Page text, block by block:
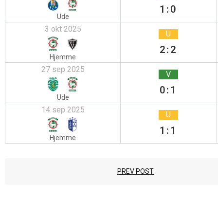
Ude
1:0
3 okt 2025
Hjemme
U
2:2
27 sep 2025
Ude
V
0:1
14 sep 2025
Hjemme
U
1:1
PREV POST